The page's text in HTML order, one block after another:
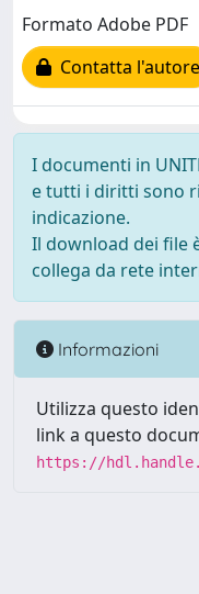
Formato Adobe PDF
Contatta l'autore
I documenti in
e tutti i diritti sono
indicazione.
Il download dei file
collega da rete
Informazioni
Utilizza questo
link a questo
https://